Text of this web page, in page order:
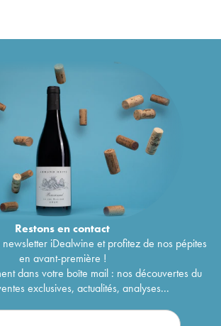
Restons encontact
iDealwine et profitez de nos pépites
en avant-première !
dans votre boîte mail : nos découvertes du
exclusives, actualités, analyses...